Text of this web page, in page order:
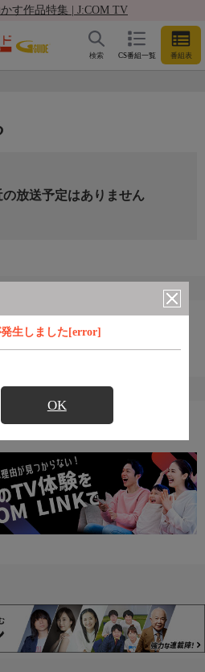
す作品特集 | J:COM TV
CS番組一覧 番組表
検索
生しました[error]
OK
の放送予定はありません
番組